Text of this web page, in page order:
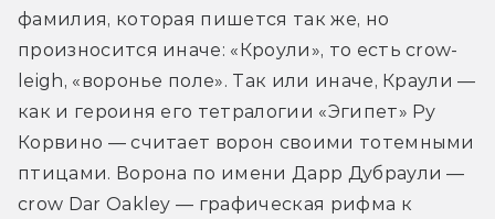
фамилия, которая пишется так же, но
произносится иначе: «Кроули», то есть crow-
leigh, «воронье поле». Так или иначе, Краули —
как и героиня его тетралогии «Эгипет» Ру
Корвино — считает ворон своими тотемными
птицами. Ворона по имени Дарр Дубраули —
crow Dar Oakley — графическая рифма к